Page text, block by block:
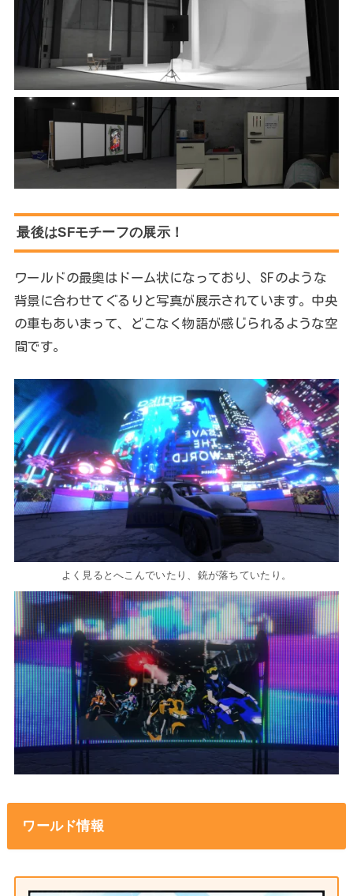
最後はSFモチーフの展示！
ワールドの最奥はドーム状になっており、SFのような
背景に合わせてぐるりと写真が展示されています。中央
の車もあいまって、どこなく物語が感じられるような空
間です。
よく見るとへこんでいたり、銃が落ちていたり。
ワールド情報